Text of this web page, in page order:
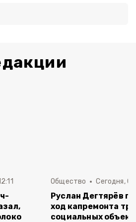
Общество Сегодня,
Руслан Дегтярёв
ход капремонта
социальных